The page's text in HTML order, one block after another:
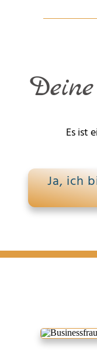
Es ist
Ja, ich